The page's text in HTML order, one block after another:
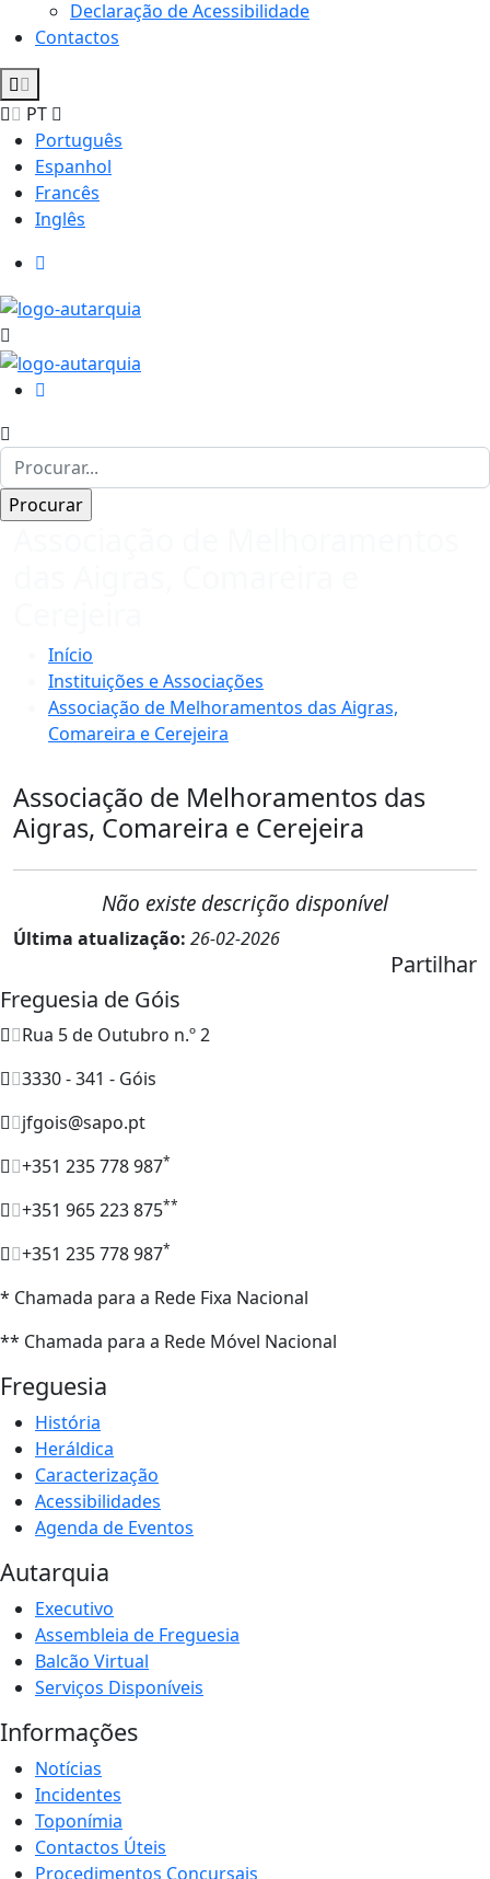
Declaração de Acessibilidade
Contactos
PT
Português
Espanhol
Francês
Inglês
Início
Instituições e Associações
Associação de Melhoramentos das Aigras,
Comareira e Cerejeira
Associação de Melhoramentos das
Aigras, Comareira e Cerejeira
Não existe descrição disponível
Última atualização: 26-02-2026
Partilhar
Freguesia de Góis
Rua 5 de Outubro n.º 2
3330 - 341 - Góis
jfgois@sapo.pt
+351 235 778 987*
+351 965 223 875**
+351 235 778 987*
* Chamada para a Rede Fixa Nacional
** Chamada para a Rede Móvel Nacional
Freguesia
História
Heráldica
Caracterização
Acessibilidades
Agenda de Eventos
Autarquia
Executivo
Assembleia de Freguesia
Balcão Virtual
Serviços Disponíveis
Informações
Notícias
Incidentes
Toponímia
Contactos Úteis
Procedimentos Concursais